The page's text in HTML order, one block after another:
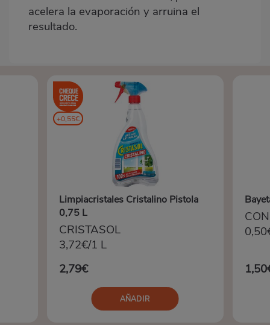
acelera la evaporación y arruina el
resultado.
+0,55€
Limpiacristales Cristalino Pistola
0,75 L
CRISTASOL
3,72€/1 L
2,79€
AÑADIR